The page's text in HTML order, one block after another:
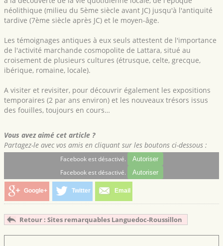
néolithique (milieu du 5ème siècle avant JC) jusqu'à l'antiquité
tardive (7ème siècle après JC) et le moyen-âge.
Les témoignages antiques à eux seuls attestent de l'importance
de l'activité marchande cosmopolite de Lattara, situé au
croisement de plusieurs cultures (étrusque, celte, grecque,
ibérique, romaine, locale).
A visiter et revisiter, pour découvrir également les expositions
temporaires (2 par ans environ) et les nouveaux trésors issus
des fouilles, toujours en cours…
Vous avez aimé cet article ?
Partagez-le avec vos amis en cliquant sur les boutons ci-dessous :
Facebook est désactivé. Autoriser
Facebook est désactivé. Autoriser
Google+ Twitter Email
Retour : Sites remarquables Languedoc-Roussillon